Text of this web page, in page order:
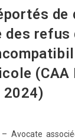
de
des refus
(CAA
2024)
Avocate